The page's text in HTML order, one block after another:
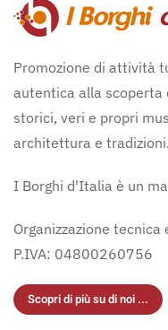
Promozione di attività
autentica alla scoperta
storici, veri e propri
architettura e tradizioni.
I Borghi d'Italia è un
Organizzazione tecnica
P.IVA: 04800260756
Scopri di più su di noi ...